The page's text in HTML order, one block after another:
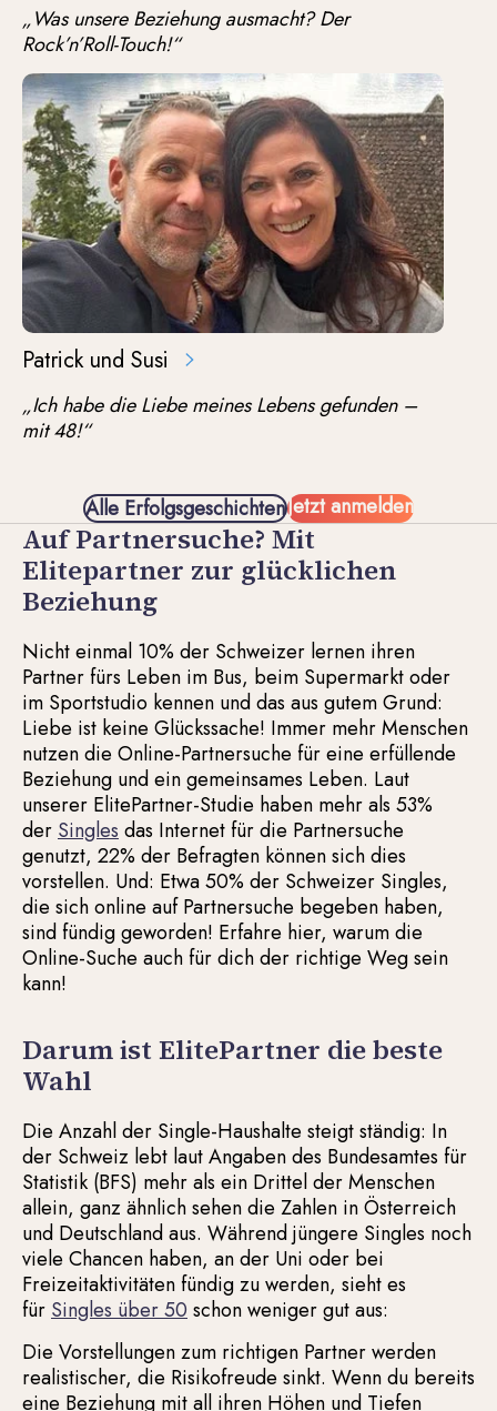
„Was unsere Beziehung ausmacht? Der
Rock’n’Roll-Touch!“
Patrick und Susi
„Ich habe die Liebe meines Lebens gefunden –
mit 48!“
Alle ErfolgsgeschichtenJetzt anmelden
Auf Partnersuche? Mit
Elitepartner zur glücklichen
Beziehung
Nicht einmal 10% der Schweizer lernen ihren
Partner fürs Leben im Bus, beim Supermarkt oder
im Sportstudio kennen und das aus gutem Grund:
Liebe ist keine Glückssache! Immer mehr Menschen
nutzen die Online-Partnersuche für eine erfüllende
Beziehung und ein gemeinsames Leben. Laut
unserer ElitePartner-Studie haben mehr als 53%
der Singles das Internet für die Partnersuche
genutzt, 22% der Befragten können sich dies
vorstellen. Und: Etwa 50% der Schweizer Singles,
die sich online auf Partnersuche begeben haben,
sind fündig geworden! Erfahre hier, warum die
Online-Suche auch für dich der richtige Weg sein
kann!
Darum ist ElitePartner die beste
Wahl
Die Anzahl der Single-Haushalte steigt ständig: In
der Schweiz lebt laut Angaben des Bundesamtes für
Statistik (BFS) mehr als ein Drittel der Menschen
allein, ganz ähnlich sehen die Zahlen in Österreich
und Deutschland aus. Während jüngere Singles noch
viele Chancen haben, an der Uni oder bei
Freizeitaktivitäten fündig zu werden, sieht es
fürSingles über 50schon weniger gut aus:
Die Vorstellungen zum richtigen Partner werden
realistischer, die Risikofreude sinkt. Wenn du bereits
eine Beziehung mit all ihren Höhen und Tiefen